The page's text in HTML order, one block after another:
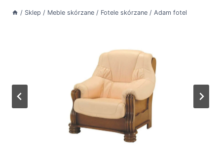
/ Sklep / Meble skórzane / Fotele skórzane / Adam fotel